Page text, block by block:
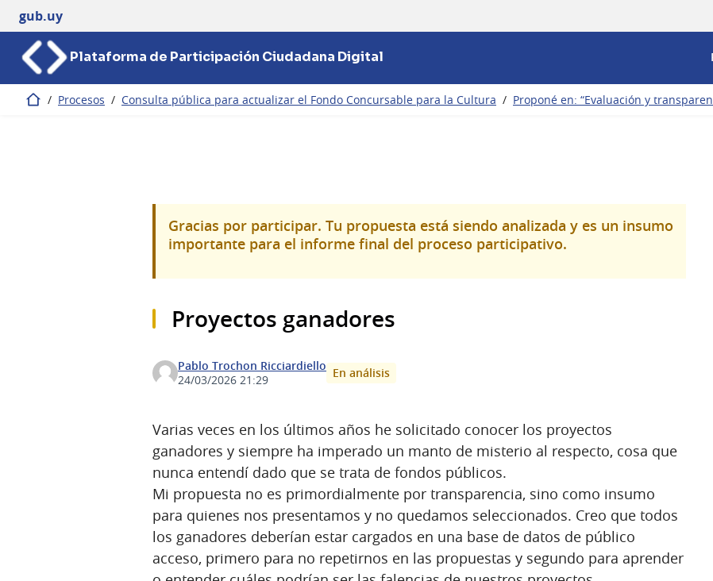
gub.uy
Plataforma de Participación Ciudadana Digital
Inicio / Procesos / Consulta pública para actualizar el Fondo Concursable para la Cultura / Proponé en: “Evaluación y
Gracias por participar. Tu propuesta está siendo analizada y es un insumo
importante para el informe final del proceso participativo.
Proyectos ganadores
Pablo Trochon Ricciardiello
24/03/2026 21:29
En análisis
Varias veces en los últimos años he solicitado conocer los proyectos
ganadores y siempre ha imperado un manto de misterio al respecto, cosa que
nunca entendí dado que se trata de fondos públicos.
Mi propuesta no es primordialmente por transparencia, sino como insumo
para quienes nos presentamos y no quedamos seleccionados. Creo que todos
los ganadores deberían estar cargados en una base de datos de público
acceso, primero para no repetirnos en las propuestas y segundo para aprender